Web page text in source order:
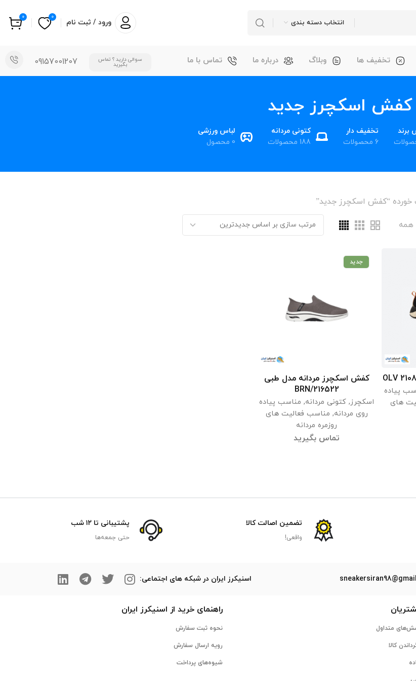
انتخاب دسته بندی ورود / ثبت نام
0
0
تخفیف ها وبلاگ درباره ما تماس با ما سوالی دارید ؟ تماس
بگیرید 09157001207
کفش اسکچرز جدید
برند
تخفیف دار
6 محصولات
کتونی مردانه
188 محصولات
لباس ورزشی
0 محصول
“کفش اسکچرز جدید”
همه
پیاده
های
جدید
اطلاعات بیشتر
کفش اسکچرز مردانه مدل طبی
216522/BRN
اسکچرز, کتونی مردانه, مناسب پیاده
روی مردانه, مناسب فعالیت های
روزمره مردانه
تماس بگیرید
تضمین اصالت کالا
واقعی!
پشتیبانی تا ۱۲ شب
حتی جمعه‌ها
اسنیکرز ایران در شبکه های اجتماعی:
متداول
کالا
راهنمای خرید از اسنیکرز ایران
نحوه ثبت سفارش
رویه ارسال سفارش
شیوه‌های پرداخت